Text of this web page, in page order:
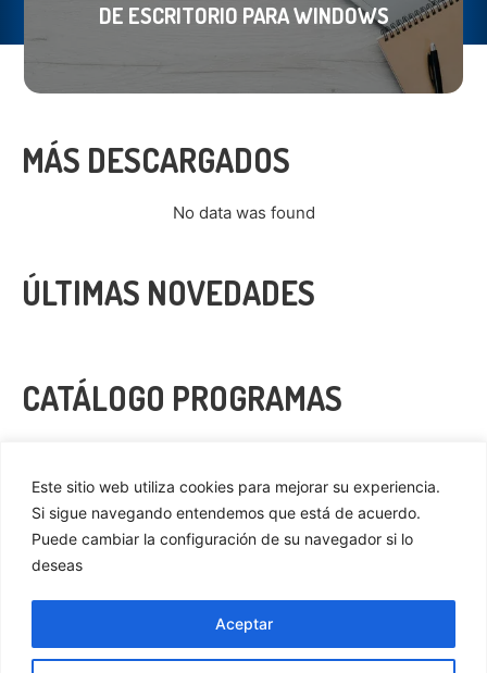
Este sitio web utiliza cookies para mejorar su experiencia.
Si sigue navegando entendemos que está de acuerdo.
Puede cambiar la configuración de su navegador si lo
deseas
Aceptar
DE ESCRITORIO PARA WINDOWS
MÁS DESCARGADOS
No data was found
ÚLTIMAS NOVEDADES
CATÁLOGO PROGRAMAS
Cookies
Aviso Legal